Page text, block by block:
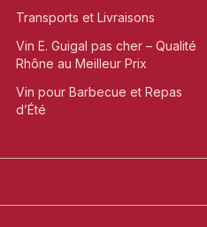
Transports et Livraisons
Vin E. Guigal pas cher – Qualité
Rhône au Meilleur Prix
Vin pour Barbecue et Repas
d’Été